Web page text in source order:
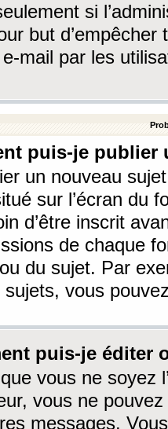
si
but
mail par les
puis-je
un nouveau
sur l’écran du
d’être inscrit
de chaque
du sujet. Par
sujets, vous
puis-je éditer
vous ne soyez
vous ne
messages.